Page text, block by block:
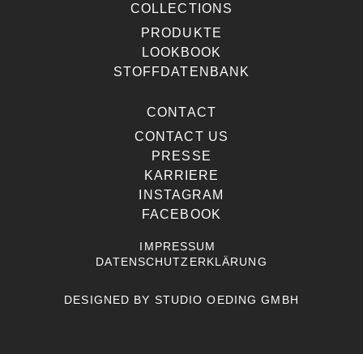
COLLECTIONS
PRODUKTE
LOOKBOOK
STOFFDATENBANK
CONTACT
CONTACT US
PRESSE
KARRIERE
INSTAGRAM
FACEBOOK
IMPRESSUM
DATENSCHUTZERKLÄRUNG
DESIGNED BY STUDIO OEDING GMBH